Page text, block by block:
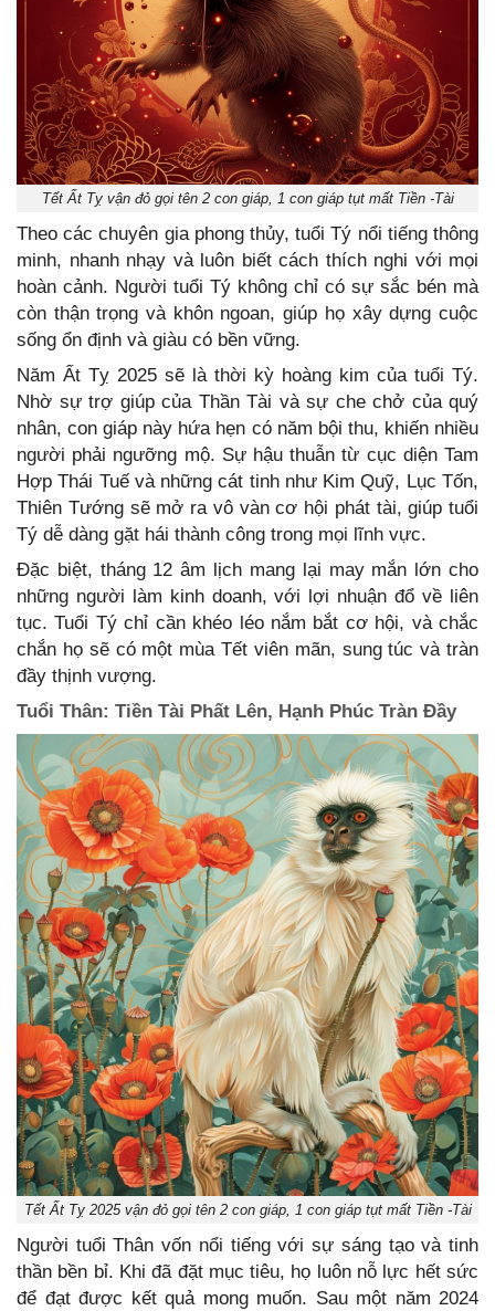
Tết Ất Tỵ vận đỏ gọi tên 2 con giáp, 1 con giáp tụt mất Tiền -Tài
Theo các chuyên gia phong thủy, tuổi Tý nổi tiếng thông
minh, nhanh nhạy và luôn biết cách thích nghi với mọi
hoàn cảnh. Người tuổi Tý không chỉ có sự sắc bén mà
còn thận trọng và khôn ngoan, giúp họ xây dựng cuộc
sống ổn định và giàu có bền vững.
Năm Ất Tỵ 2025 sẽ là thời kỳ hoàng kim của tuổi Tý.
Nhờ sự trợ giúp của Thần Tài và sự che chở của quý
nhân, con giáp này hứa hẹn có năm bội thu, khiến nhiều
người phải ngưỡng mộ. Sự hậu thuẫn từ cục diện Tam
Hợp Thái Tuế và những cát tinh như Kim Quỹ, Lục Tốn,
Thiên Tướng sẽ mở ra vô vàn cơ hội phát tài, giúp tuổi
Tý dễ dàng gặt hái thành công trong mọi lĩnh vực.
Đặc biệt, tháng 12 âm lịch mang lại may mắn lớn cho
những người làm kinh doanh, với lợi nhuận đổ về liên
tục. Tuổi Tý chỉ cần khéo léo nắm bắt cơ hội, và chắc
chắn họ sẽ có một mùa Tết viên mãn, sung túc và tràn
đầy thịnh vượng.
Tuổi Thân: Tiền Tài Phất Lên, Hạnh Phúc Tràn Đầy
Tết Ất Tỵ 2025 vận đỏ gọi tên 2 con giáp, 1 con giáp tụt mất Tiền -Tài
Người tuổi Thân vốn nổi tiếng với sự sáng tạo và tinh
thần bền bỉ. Khi đã đặt mục tiêu, họ luôn nỗ lực hết sức
để đạt được kết quả mong muốn. Sau một năm 2024